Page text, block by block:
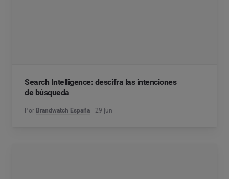
Search Intelligence: descifra las intenciones
de búsqueda
Por Brandwatch España 29 jun